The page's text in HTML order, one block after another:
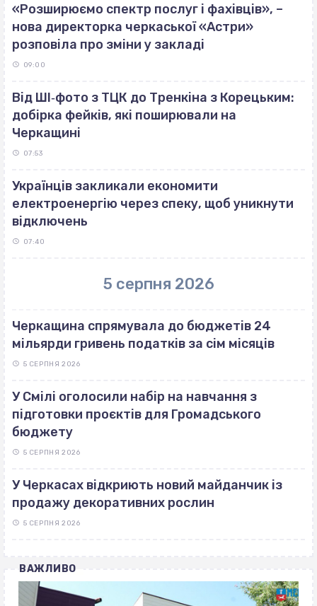
«Розширюємо спектр послуг і фахівців», –
нова директорка черкаської «Астри»
розповіла про зміни у закладі
09:00
Від ШІ‐фото з ТЦК до Тренкіна з Корецьким:
добірка фейків, які поширювали на
Черкащині
07:53
Українців закликали економити
електроенергію через спеку, щоб уникнути
відключень
07:40
5 серпня 2026
Черкащина спрямувала до бюджетів 24
мільярди гривень податків за сім місяців
5 СЕРПНЯ 2026
У Смілі оголосили набір на навчання з
підготовки проєктів для Громадського
бюджету
5 СЕРПНЯ 2026
У Черкасах відкриють новий майданчик із
продажу декоративних рослин
5 СЕРПНЯ 2026
ВАЖЛИВО